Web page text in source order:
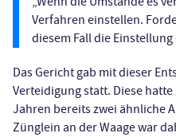
Verfahren einstellen.
diesem Fall die Einstellung
Das Gericht gab mit dieser
Verteidigung statt. Diese
Jahren bereits zwei ähnliche
Zünglein an der Waage war